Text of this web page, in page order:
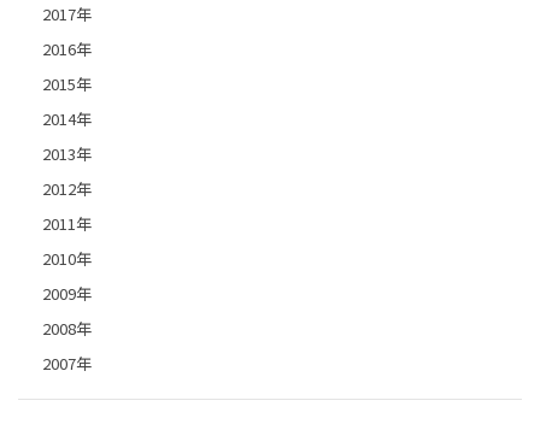
2017年
2016年
2015年
2014年
2013年
2012年
2011年
2010年
2009年
2008年
2007年